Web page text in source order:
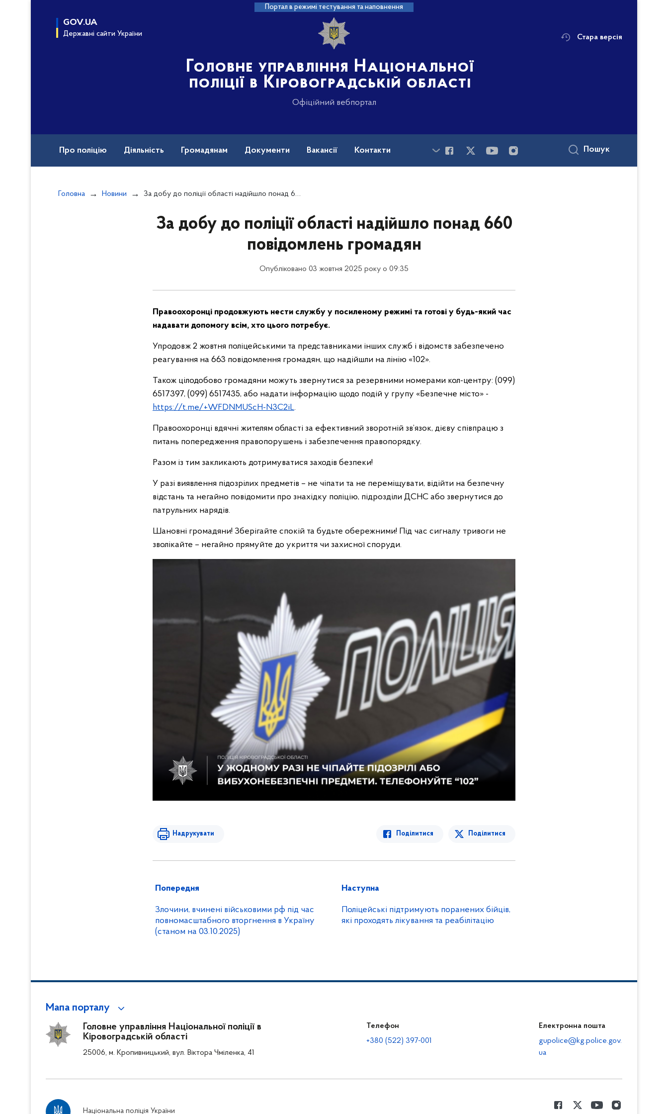
Портал в режимі тестування та наповнення
GOV.UA
Державні сайти України
Головне управління Національної
поліції в Кіровоградській області
Офіційний вебпортал
Стара версія
Про поліцію Діяльність Громадянам Документи Вакансії Контакти Пошук
Головна Новини За добу до поліції області надійшло понад 660 повідомлень громадян
За добу до поліції області надійшло понад 660
повідомлень громадян
Опубліковано 03 жовтня 2025 року о 09:35
Правоохоронці продовжують нести службу у посиленому режимі та готові у будь-який час
надавати допомогу всім, хто цього потребує.
Упродовж 2 жовтня поліцейськими та представниками інших служб і відомств забезпечено
реагування на 663 повідомлення громадян, що надійшли на лінію «102».
Також цілодобово громадяни можуть звернутися за резервними номерами кол-центру: (099)
6517397, (099) 6517435, або надати інформацію щодо подій у групу «Безпечне місто» -
https://t.me/+WFDNMUScH-N3C2iL.
Правоохоронці вдячні жителям області за ефективний зворотній зв’язок, дієву співпрацю з
питань попередження правопорушень і забезпечення правопорядку.
Разом із тим закликають дотримуватися заходів безпеки!
У разі виявлення підозрілих предметів – не чіпати та не переміщувати, відійти на безпечну
відстань та негайно повідомити про знахідку поліцію, підрозділи ДСНС або звернутися до
патрульних нарядів.
Шановні громадяни! Зберігайте спокій та будьте обережними! Під час сигналу тривоги не
зволікайте – негайно прямуйте до укриття чи захисної споруди.
Надрукувати Поділитися Поділитися
Попередня
Злочини, вчинені військовими рф під час
повномасштабного вторгнення в Україну
(станом на 03.10.2025)
Наступна
Поліцейські підтримують поранених бійців,
які проходять лікування та реабілітацію
Мапа порталу
Головне управління Національної поліції в
Кіровоградській області
25006, м. Кропивницький, вул. Віктора Чміленка, 41
Телефон
+380 (522) 397-001
Електронна пошта
gupolice@kg.police.gov.
ua
Національна поліція України